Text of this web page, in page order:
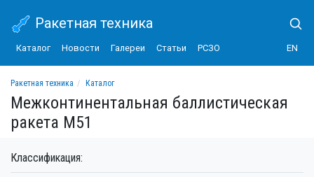
Ракетная техника
Каталог Новости Галереи Статьи РСЗО EN
Ракетная техника
Каталог
Межконтинентальная баллистическая ракета M51
Межконтинентальная баллистическая
ракета M51
Классификация: